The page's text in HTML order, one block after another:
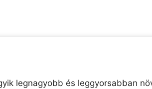
legnagyobb és leggyorsabban